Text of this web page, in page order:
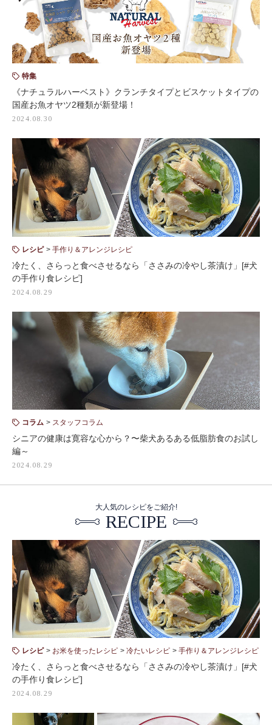
特集
《ナチュラルハーベスト》クランチタイプとビスケットタイプの
国産お魚オヤツ2種類が新登場！
2024.08.30
レシピ 手作り＆アレンジレシピ
冷たく、さらっと食べさせるなら「ささみの冷やし茶漬け」[#犬
の手作り食レシピ]
2024.08.29
コラム スタッフコラム
シニアの健康は寛容な心から？〜柴犬あるある低脂肪食のお試し
編～
2024.08.29
大人気のレシピをご紹介!
RECIPE
レシピ お米を使ったレシピ 冷たいレシピ 手作り＆アレンジレシピ
冷たく、さらっと食べさせるなら「ささみの冷やし茶漬け」[#犬
の手作り食レシピ]
2024.08.29